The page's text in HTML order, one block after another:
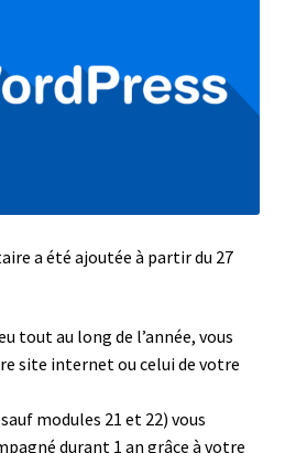
a été ajoutée à partir du 27
tout au long de l’année, vous
site internet ou celui de votre
modules 21 et 22) vous
durant 1 an grâce à votre